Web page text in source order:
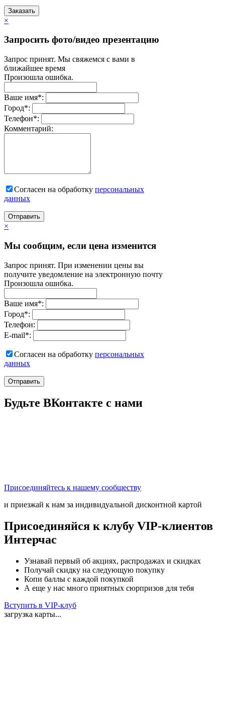
Заказать
×
Запросить фото/видео презентацию
Запрос принят. Мы свяжемся с вами в
ближайшее время
Произошла ошибка.
Ваше имя*:
Город*:
Телефон*:
Комментарий:
Согласен на обработку персональныx
данных
Отправить
×
Мы сообщим, если цена изменится
Запрос принят. При изменении цены вы
получите уведомление на электронную почту
Произошла ошибка.
Ваше имя*:
Город*:
Телефон:
E-mail*:
Согласен на обработку персональныx
данных
Отправить
Будьте ВКонтакте с нами
Присоединяйтесь к нашему сообществу
и приезжай к нам за индивидуальной дисконтной картой
Присоединяйся к клубу VIP-клиентов
Интерчас
Узнавай первый об акциях, распродажах и скидках
Получай скидку на следующую покупку
Копи баллы с каждой покупкой
А еще у нас много приятных сюрпризов для тебя
Вступить в VIP-клуб
загрузка карты...